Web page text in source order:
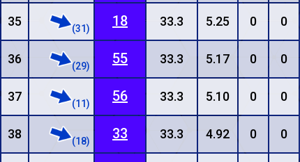
35 (31) 18 33.3 5.25 0 0
36 (29) 55 33.3 5.17 0 0
37 (11) 56 33.3 5.10 0 0
38 (18) 33 33.3 4.92 0 0